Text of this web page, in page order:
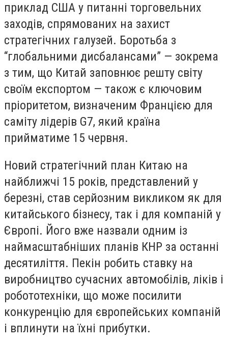
приклад США у питанні торговельних
заходів, спрямованих на захист
стратегічних галузей. Боротьба з
“глобальними дисбалансами” — зокрема
з тим, що Китай заповнює решту світу
своїм експортом — також є ключовим
пріоритетом, визначеним Францією для
саміту лідерів G7, який країна
прийматиме 15 червня.
Новий стратегічний план Китаю на
найближчі 15 років, представлений у
березні, став серйозним викликом як для
китайського бізнесу, так і для компаній у
Європі. Його вже назвали одним із
наймасштабніших планів КНР за останні
десятиліття. Пекін робить ставку на
виробництво сучасних автомобілів, ліків і
робототехніки, що може посилити
конкуренцію для європейських компаній
і вплинути на їхні прибутки.